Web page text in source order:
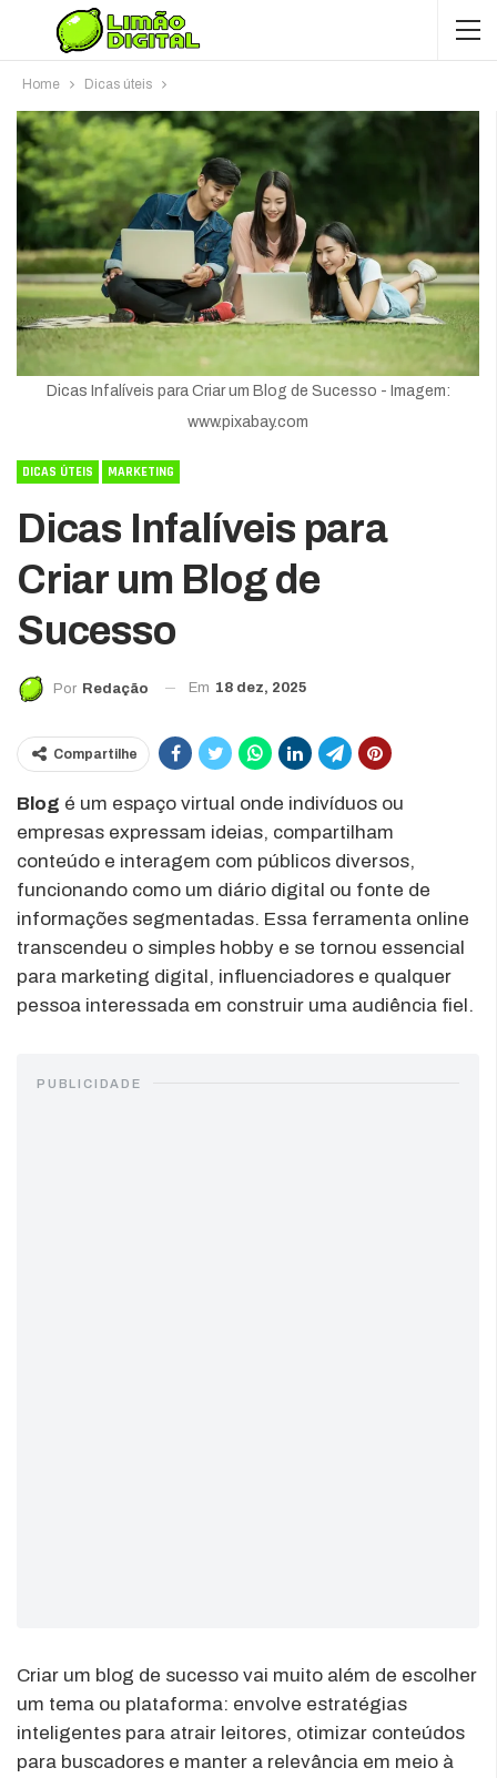
Home Dicas úteis
Dicas Infalíveis para Criar um Blog de Sucesso - Imagem:
www.pixabay.com
DICAS ÚTEIS MARKETING
Dicas Infalíveis para
Criar um Blog de
Sucesso
Por Redação Em 18 dez, 2025
Compartilhe
Blog é um espaço virtual onde indivíduos ou
empresas expressam ideias, compartilham
conteúdo e interagem com públicos diversos,
funcionando como um diário digital ou fonte de
informações segmentadas. Essa ferramenta online
transcendeu o simples hobby e se tornou essencial
para marketing digital, influenciadores e qualquer
pessoa interessada em construir uma audiência fiel.
PUBLICIDADE
Criar um blog de sucesso vai muito além de escolher
um tema ou plataforma: envolve estratégias
inteligentes para atrair leitores, otimizar conteúdos
para buscadores e manter a relevância em meio à